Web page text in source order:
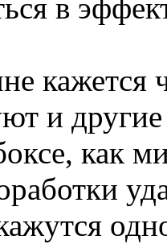
в
кажется
и
как